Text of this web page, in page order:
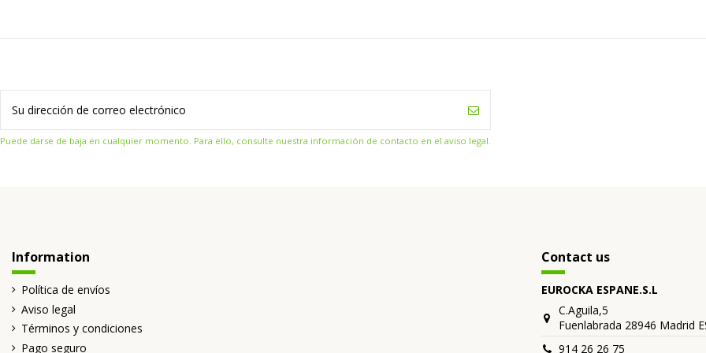
Puede darse de baja en cualquier momento. Para ello, consulte nuestra información de contacto en el aviso legal.
Information
Política de envíos
Aviso legal
Términos y condiciones
Pago seguro
Contact us
EUROCKA ESPANE.S.L
C.Aguila,5
Fuenlabrada 28946 Madrid
914 26 26 75